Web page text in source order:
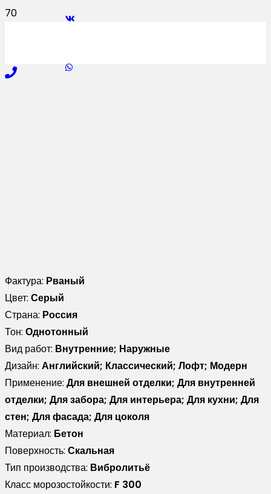
Фактура: Рваный
Цвет: Серый
Страна: Россия
Тон: Однотонный
Вид работ: Внутренние; Наружные
Дизайн: Английский; Классический; Лофт; Модерн
Применение: Для внешней отделки; Для внутренней
отделки; Для забора; Для интерьера; Для кухни; Для
стен; Для фасада; Для цоколя
Материал: Бетон
Поверхность: Скальная
Тип производства: Вибролитьё
Класс морозостойкости: F 300